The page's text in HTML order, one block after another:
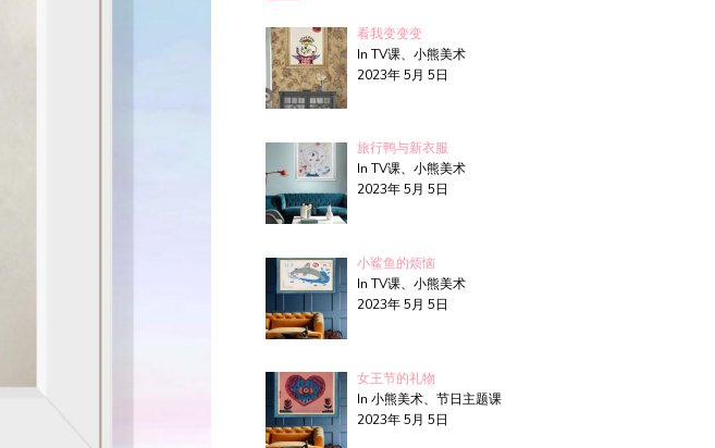
看我变变变
In TV课、小熊美术
2023年 5月 5日
旅行鸭与新衣服
In TV课、小熊美术
2023年 5月 5日
小鲨鱼的烦恼
In TV课、小熊美术
2023年 5月 5日
女王节的礼物
In 小熊美术、节日主题课
2023年 5月 5日